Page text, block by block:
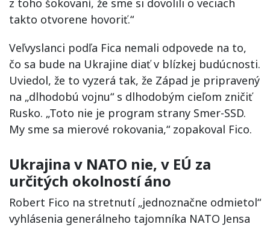
z toho šokovaní, že sme si dovolili o veciach
takto otvorene hovoriť.“
Veľvyslanci podľa Fica nemali odpovede na to,
čo sa bude na Ukrajine diať v blízkej budúcnosti.
Uviedol, že to vyzerá tak, že Západ je pripravený
na „dlhodobú vojnu“ s dlhodobým cieľom zničiť
Rusko. „Toto nie je program strany Smer-SSD.
My sme sa mierové rokovania,“ zopakoval Fico.
Ukrajina v NATO nie, v EÚ za
určitých okolností áno
Robert Fico na stretnutí „jednoznačne odmietol“
vyhlásenia generálneho tajomníka NATO Jensa